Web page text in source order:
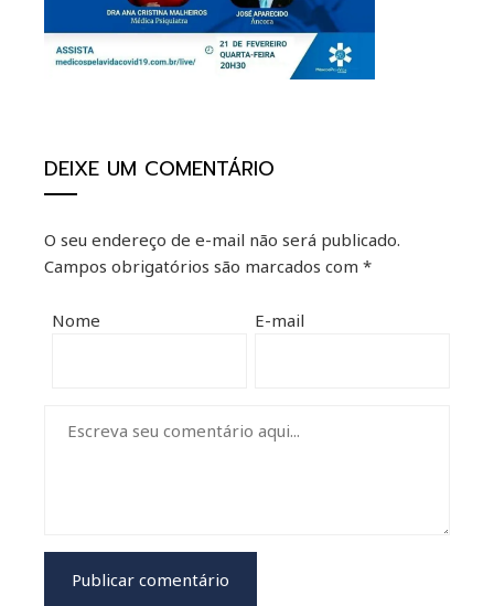
DEIXE UM COMENTÁRIO
O seu endereço de e-mail não será publicado.
Campos obrigatórios são marcados com *
Nome E-mail